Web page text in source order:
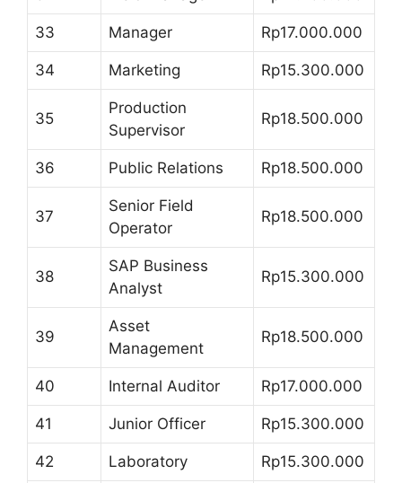
33 Manager Rp17.000.000
34 Marketing Rp15.300.000
35
Production
Supervisor
Rp18.500.000
36 Public Relations Rp18.500.000
37
Senior Field
Operator
Rp18.500.000
38
SAP Business
Analyst
Rp15.300.000
39
Asset
Management
Rp18.500.000
40 Internal Auditor Rp17.000.000
41 Junior Officer Rp15.300.000
42 Laboratory Rp15.300.000